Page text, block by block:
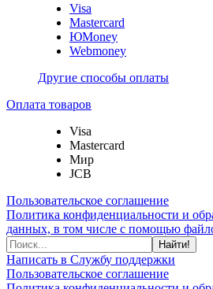
Visa
Mastercard
ЮMoney
Webmoney
Другие способы оплаты
Оплата товаров
Visa
Mastercard
Мир
JCB
Пользовательское соглашение
Политика конфиденциальности и
данных, в том числе с помощью
Найти!
Написать в Службу поддержки
Пользовательское соглашение